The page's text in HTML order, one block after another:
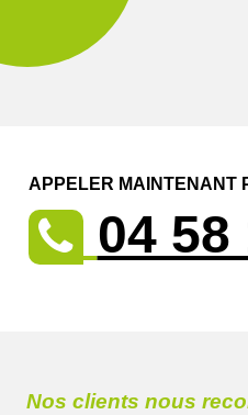
APPELER MAINTENANT
04 58
Nos clients nous